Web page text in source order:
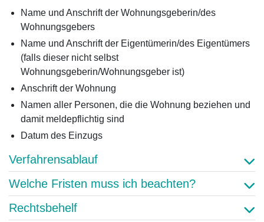
Name und Anschrift der Wohnungsgeberin/des
Wohnungsgebers
Name und Anschrift der Eigentümerin/des Eigentümers
(falls dieser nicht selbst
Wohnungsgeberin/Wohnungsgeber ist)
Anschrift der Wohnung
Namen aller Personen, die die Wohnung beziehen und
damit meldepflichtig sind
Datum des Einzugs
Verfahrensablauf
Welche Fristen muss ich beachten?
Rechtsbehelf